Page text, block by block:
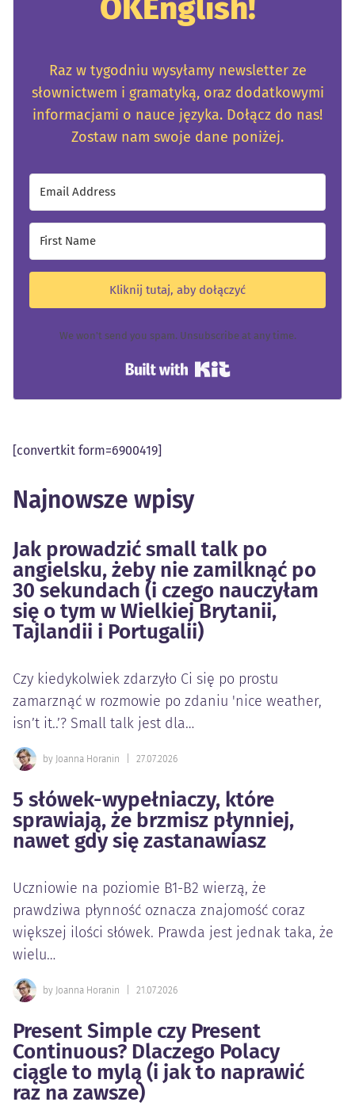
OKEnglish!
Raz w tygodniu wysyłamy newsletter ze
słownictwem i gramatyką, oraz dodatkowymi
informacjami o nauce języka. Dołącz do nas!
Zostaw nam swoje dane poniżej.
Kliknij tutaj, aby dołączyć
We won't send you spam. Unsubscribe at any time.
[convertkit form=6900419]
Najnowsze wpisy
Jak prowadzić small talk po
angielsku, żeby nie zamilknąć po
30 sekundach (i czego nauczyłam
się o tym w Wielkiej Brytanii,
Tajlandii i Portugalii)
Czy kiedykolwiek zdarzyło Ci się po prostu
zamarznąć w rozmowie po zdaniu 'nice weather,
isn’t it..’? Small talk jest dla…
by Joanna Horanin 27.07.2026
5 słówek-wypełniaczy, które
sprawiają, że brzmisz płynniej,
nawet gdy się zastanawiasz
Uczniowie na poziomie B1-B2 wierzą, że
prawdziwa płynność oznacza znajomość coraz
większej ilości słówek. Prawda jest jednak taka, że
wielu…
by Joanna Horanin 21.07.2026
Present Simple czy Present
Continuous? Dlaczego Polacy
ciągle to mylą (i jak to naprawić
raz na zawsze)